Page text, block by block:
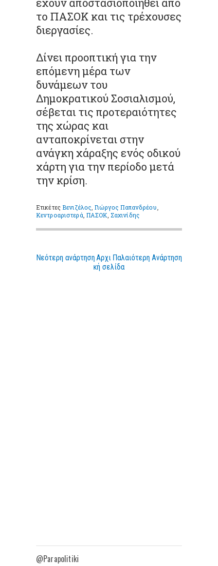
το ΠΑΣΟΚ και τις τρέχουσες
διεργασίες.
Δίνει προοπτική για την
επόμενη μέρα των
δυνάμεων του
Δημοκρατικού Σοσιαλισμού,
σέβεται τις προτεραιότητες
της χώρας και
ανταποκρίνεται στην
ανάγκη χάραξης ενός οδικού
χάρτη για την περίοδο μετά
την κρίση.
ΕτικέτεςΒενιζέλος ,Γιώργος Παπανδρέου
Κεντροαριστερά ΠΑΣΟΚ Σαχινίδης
Νεότερη ανάρτηση Παλαιότερη Ανάρτηση
Αρχι
κή σελίδα
@Parapolitiki